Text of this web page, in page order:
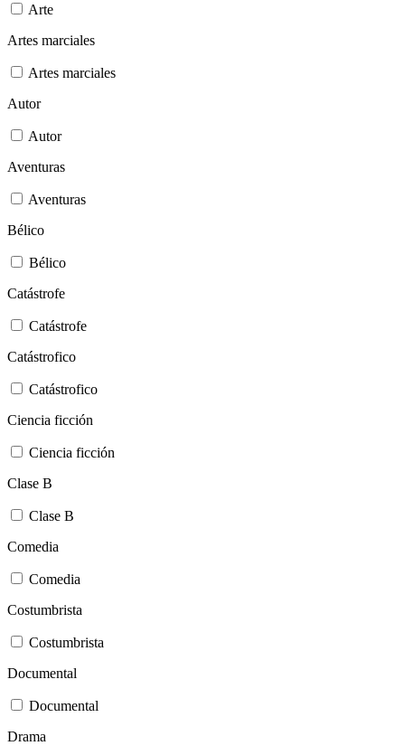
Arte
Artes marciales
Artes marciales
Autor
Autor
Aventuras
Aventuras
Bélico
Bélico
Catástrofe
Catástrofe
Catástrofico
Catástrofico
Ciencia ficción
Ciencia ficción
Clase B
Clase B
Comedia
Comedia
Costumbrista
Costumbrista
Documental
Documental
Drama